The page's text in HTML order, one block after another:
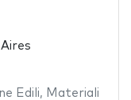
Edili, Materiali